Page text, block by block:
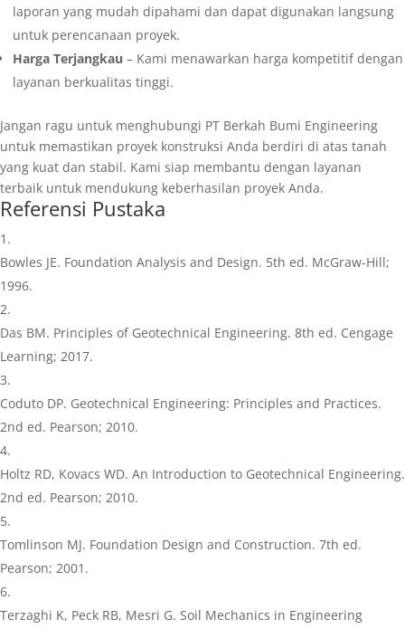
laporan yang mudah dipahami dan dapat digunakan langsung
untuk perencanaan proyek.
Harga Terjangkau – Kami menawarkan harga kompetitif dengan
layanan berkualitas tinggi.
Jangan ragu untuk menghubungi PT Berkah Bumi Engineering
untuk memastikan proyek konstruksi Anda berdiri di atas tanah
yang kuat dan stabil. Kami siap membantu dengan layanan
terbaik untuk mendukung keberhasilan proyek Anda.
Referensi Pustaka
Bowles JE. Foundation Analysis and Design. 5th ed. McGraw-Hill;
1996.
Das BM. Principles of Geotechnical Engineering. 8th ed. Cengage
Learning; 2017.
Coduto DP. Geotechnical Engineering: Principles and Practices.
2nd ed. Pearson; 2010.
Holtz RD, Kovacs WD. An Introduction to Geotechnical Engineering.
2nd ed. Pearson; 2010.
Tomlinson MJ. Foundation Design and Construction. 7th ed.
Pearson; 2001.
Terzaghi K, Peck RB, Mesri G. Soil Mechanics in Engineering